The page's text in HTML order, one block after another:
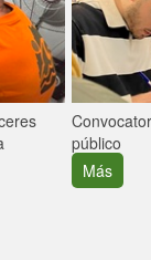
público
Más